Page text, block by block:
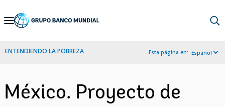
Skip
Navigation
ENTENDIENDO LA POBREZA Esta página en: Español
México. Proyecto de